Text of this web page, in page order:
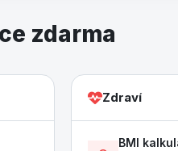
zdarma
Zdraví
BMI